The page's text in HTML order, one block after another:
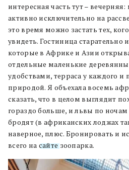
интересная часть тут –
активно исключительно на
это время можно застать тех,
увидеть. Гостиница
которые в Африке и Азии
отдельные маленькие
удобствами, терраса у каждого и
природой. Я объехала восемь
сказать, что в целом выглядит
гораздо больше, и львы по
бродят (в африканских лоджах
наверное, плюс. Бронировать и
всего на сайтезоопарка.